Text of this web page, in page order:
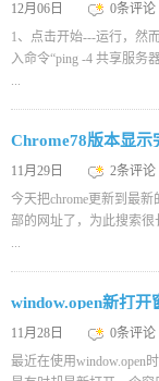
12月06日 0条评论
1、点击开始---运行，然
入命令“ping -4 共享服务
...
Chrome78版本显示
11月29日 2条评论
今天把chrome更新到最
部的网址了，为此搜索很
...
window.open新打开
11月28日 0条评论
最近在使用window.open